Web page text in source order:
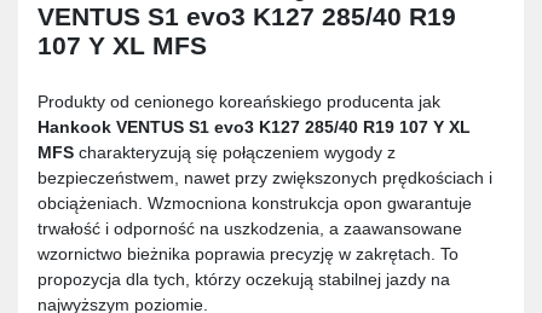
VENTUS S1 evo3 K127 285/40 R19
107 Y XL MFS
Produkty od cenionego koreańskiego producenta jak
Hankook VENTUS S1 evo3 K127 285/40 R19 107 Y XL
MFS charakteryzują się połączeniem wygody z
bezpieczeństwem, nawet przy zwiększonych prędkościach i
obciążeniach. Wzmocniona konstrukcja opon gwarantuje
trwałość i odporność na uszkodzenia, a zaawansowane
wzornictwo bieżnika poprawia precyzję w zakrętach. To
propozycja dla tych, którzy oczekują stabilnej jazdy na
najwyższym poziomie.